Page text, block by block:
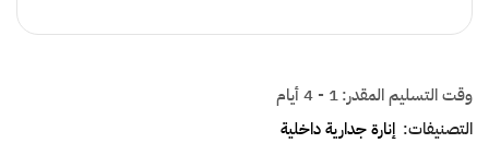
وقت التسليم المقدر:1 - 4 أيام
التصنيفات: إنارة جدارية داخلية